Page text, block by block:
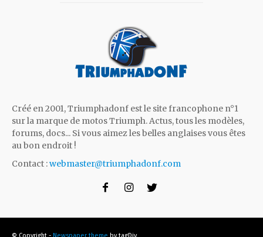
Créé en 2001, Triumphadonf est le site francophone n°1
sur la marque de motos Triumph. Actus, tous les modèles,
forums, docs... Si vous aimez les belles anglaises vous êtes
au bon endroit !
Contact :webmaster@triumphadonf.com